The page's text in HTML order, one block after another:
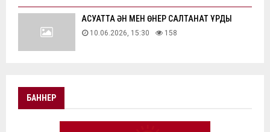
АҚСУАТТА ӘН МЕН ӨНЕР САЛТАНАТ ҚҰРДЫ
10.06.2026, 15:30 158
БАННЕР